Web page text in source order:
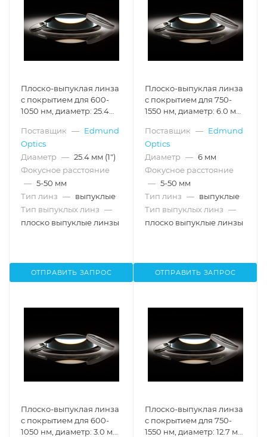
Плоско-выпуклая линза
с покрытием для 600-
1050 нм, диаметр: 25.4
расстояние: 38.1 мм, с
затемненными торцами
Поставщик — Edmund
Optics
Диаметр — 25.4 мм (1")
Фокусное расстояние
— 5-50 мм
Тип линз — выпуклые
Тип выпуклых линз —
плоско выпуклые линзы
ОТПРАВИТЬ ЗАПРОС
Плоско-выпуклая линза
с покрытием для 750-
1550 нм, диаметр: 6.0 мм,
20.0 мм, с
затемненными торцами
Поставщик — Edmund
Optics
Диаметр — 6 мм
Фокусное расстояние
— 5-50 мм
Тип линз — выпуклые
Тип выпуклых линз —
плоско выпуклые линзы
ОТПРАВИТЬ ЗАПРОС
Плоско-выпуклая линза
с покрытием для 600-
1050 нм, диаметр: 3.0 мм,
Плоско-выпуклая линза
с покрытием для 750-
1550 нм, диаметр: 12.7 мм,